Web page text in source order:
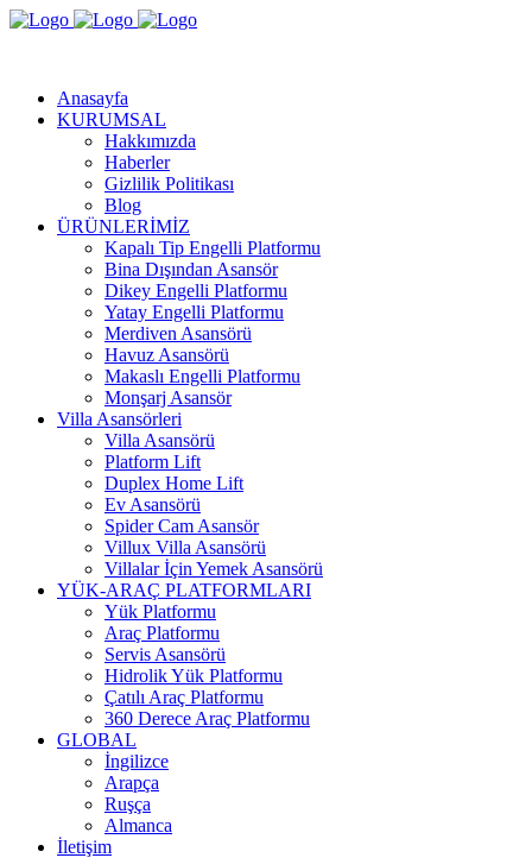
Anasayfa
KURUMSAL
Hakkımızda
Haberler
Gizlilik Politikası
Blog
ÜRÜNLERİMİZ
Kapalı Tip Engelli Platformu
Bina Dışından Asansör
Dikey Engelli Platformu
Yatay Engelli Platformu
Merdiven Asansörü
Havuz Asansörü
Makaslı Engelli Platformu
Monşarj Asansör
Villa Asansörleri
Villa Asansörü
Platform Lift
Duplex Home Lift
Ev Asansörü
Spider Cam Asansör
Villux Villa Asansörü
Villalar İçin Yemek Asansörü
YÜK-ARAÇ PLATFORMLARI
Yük Platformu
Araç Platformu
Servis Asansörü
Hidrolik Yük Platformu
Çatılı Araç Platformu
360 Derece Araç Platformu
GLOBAL
İngilizce
Arapça
Ruşça
Almanca
İletişim